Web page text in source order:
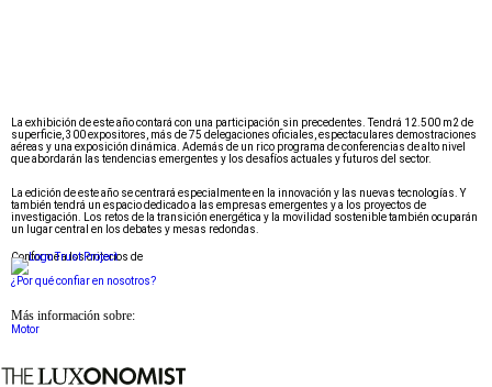
La exhibición de este año contará con una participación sin precedentes. Tendrá 12.500 m2 de
superficie, 300 expositores, más de 75 delegaciones oficiales, espectaculares demostraciones
aéreas y una exposición dinámica. Además de un rico programa de conferencias de alto nivel
que abordarán las tendencias emergentes y los desafíos actuales y futuros del sector.
La edición de este año se centrará especialmente en la innovación y las nuevas tecnologías. Y
también tendrá un espacio dedicado a las empresas emergentes y a los proyectos de
investigación. Los retos de la transición energética y la movilidad sostenible también ocuparán
un lugar central en los debates y mesas redondas.
Conforme a los criterios de
¿Por qué confiar en nosotros?
Más información sobre:
Motor